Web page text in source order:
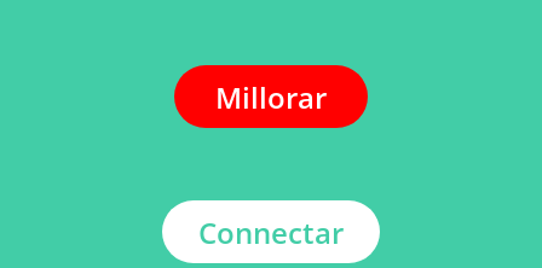
Millorar
Connectar